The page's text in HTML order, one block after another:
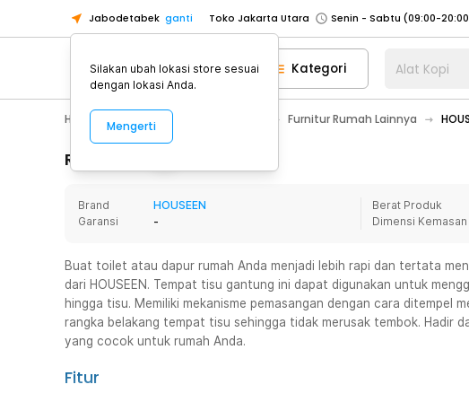
Jabodetabek ganti Toko Jakarta Utara
Toko Tangerang
Toko Cikupa
Pick n Go Jakarta Barat
Senin - Jumat (07:00
Pick n Go Bekasi
Senin - Jumat (08:00 -
Senin - Jumat (08:00 -
Senin - Sabtu (09:00-
Senin - Sabtu (09:00-
Toko Tangerang
Toko Cikupa
Pick n Go Jakarta Barat
Senin - Jumat (07:00
Pick n Go Bekasi
Senin - Jumat (08:00 -
Kategori Alat Kopi
Home Appliance Furnitur Rumah Lainnya
Rincian Produk
Brand
HOUSEEN
Garansi
-
Berat Produk
Dimensi Kemasan
Buat toilet atau dapur rumah Anda menjadi lebih rapi dan tertata
dari HOUSEEN. Tempat tisu gantung ini dapat digunakan untuk
hingga tisu. Memiliki mekanisme pemasangan dengan cara ditempel
rangka belakang tempat tisu sehingga tidak merusak tembok. Hadir
yang cocok untuk rumah Anda.
Fitur
Silakan ubah lokasi store sesuai
dengan lokasi Anda.
Mengerti